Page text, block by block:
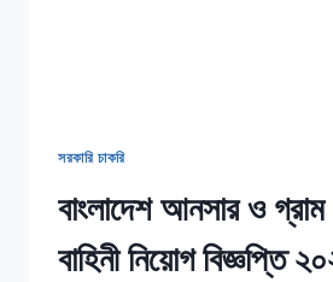
সরকারি চাকরি
বাংলাদেশ আনসার ও গ্রাম
বাহিনী নিয়োগ বিজ্ঞপ্তি